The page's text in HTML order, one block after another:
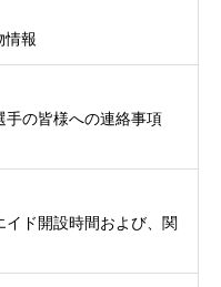
情報
手の皆様への連絡事項
イド開設時間および、関